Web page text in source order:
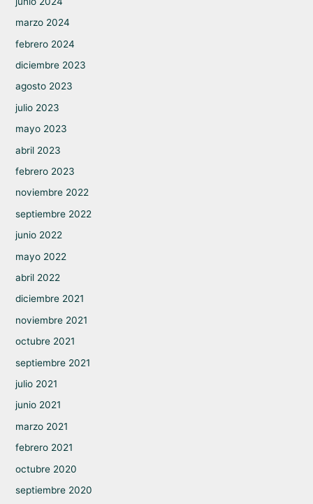
marzo 2024
febrero 2024
diciembre 2023
agosto 2023
julio 2023
mayo 2023
abril 2023
febrero 2023
noviembre 2022
septiembre 2022
junio 2022
mayo 2022
abril 2022
diciembre 2021
noviembre 2021
octubre 2021
septiembre 2021
julio 2021
junio 2021
marzo 2021
febrero 2021
octubre 2020
septiembre 2020